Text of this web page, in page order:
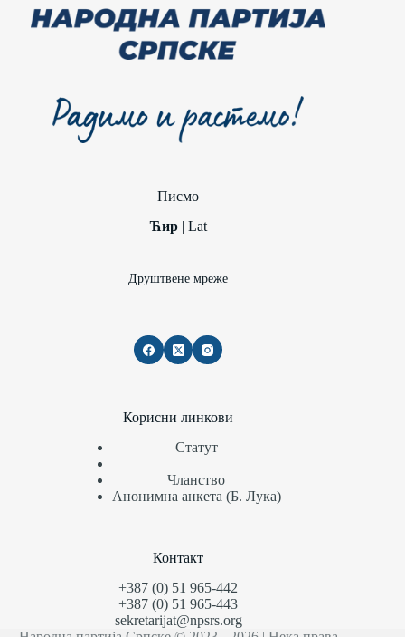
Писмо
Ћир| Lat
Друштвене мреже
Корисни линкови
Статут
Чланство
Анонимна анкета (Б. Лука)
Контакт
+387 (0) 51 965-442
+387 (0) 51 965-443
sekretarijat@npsrs.org